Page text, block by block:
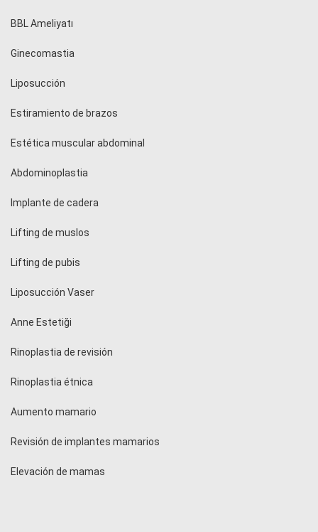
BBL Ameliyatı
Ginecomastia
Liposucción
Estiramiento de brazos
Estética muscular abdominal
Abdominoplastia
Implante de cadera
Lifting de muslos
Lifting de pubis
Liposucción Vaser
Anne Estetiği
Rinoplastia de revisión
Rinoplastia étnica
Aumento mamario
Revisión de implantes mamarios
Elevación de mamas